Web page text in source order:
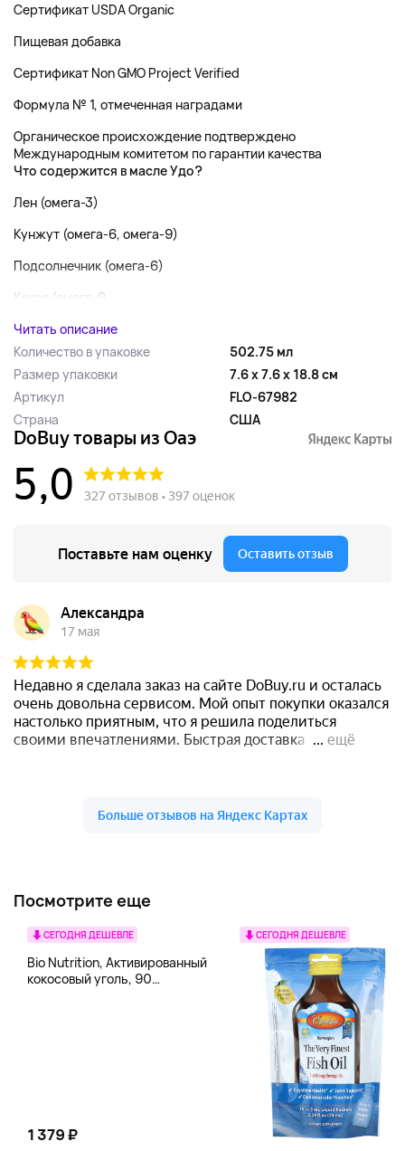
Сертификат USDA Organic
Пищевая добавка
Сертификат Non GMO Project Verified
Формула № 1, отмеченная наградами
Органическое происхождение подтверждено
Международным комитетом по гарантии качества
Что содержится в масле Удо?
Лен (омега-3)
Кунжут (омега-6, омега-9)
Подсолнечник (омега-6)
Кокос (омега-9...
Читать описание
Количество в упаковке
502.75 мл
Размер упаковки
7.6 x 7.6 x 18.8 см
Артикул
FLO-67982
Страна
США
Посмотрите еще
СЕГОДНЯ ДЕШЕВЛЕ
Bio Nutrition, Активированный
кокосовый уголь, 90
1 379 ₽
СЕГОДНЯ ДЕШЕВЛЕ